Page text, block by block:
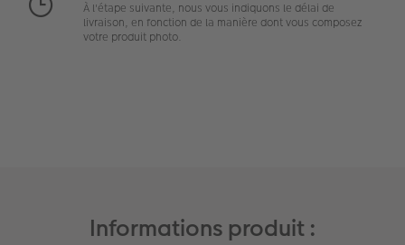
Modes de commande
Créez votre photo d'identité
À l'étape suivante, nous vous indiquons le délai de
livraison, en fonction de la manière dont vous composez
votre produit photo.
Informations produit :